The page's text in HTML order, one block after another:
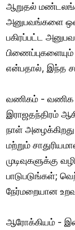
ஆறுதல்
அனுபவங்களை
பகிரப்பட்ட
என்பதால், இந்த
வணிகம் - வணிக
இராஜதந்திரம்
நாள்
மற்றும்
முடிவுகளுக்கு
பாடுபடுங்கள்;
நேர்மறையான
ஆரோக்கியம் -